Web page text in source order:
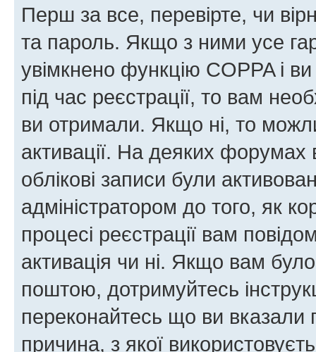
Перш за все, перевірте, чи
та пароль. Якщо з ними усе
увімкнено функцію COPPA і
під час реєстрації, то вам
ви отримали. Якщо ні, то
активації. На деяких форумах
облікові записи були
адміністратором до того, як
процесі реєстрації вам
активація чи ні. Якщо вам
поштою, дотримуйтесь
переконайтесь що ви
причина, з якої